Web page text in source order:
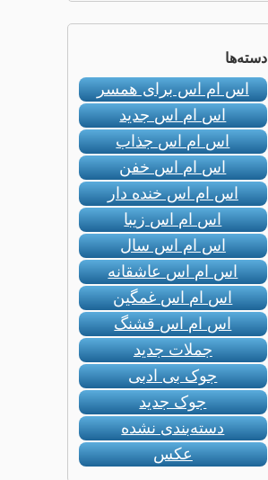
دسته‌ها
اس ام اس برای همسر
اس ام اس جدید
اس ام اس جذاب
اس ام اس خفن
اس ام اس خنده دار
اس ام اس زیبا
اس ام اس سال
اس ام اس عاشقانه
اس ام اس غمگین
اس ام اس قشنگ
جملات جدید
جوک بی ادبی
جوک جدید
دسته‌بندی نشده
عکس